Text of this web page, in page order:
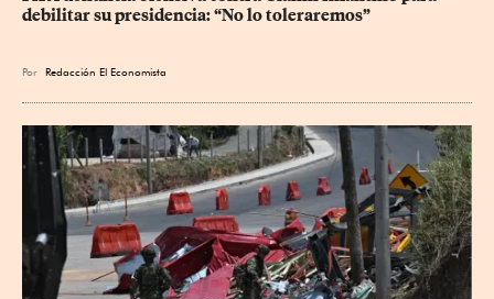
debilitar su presidencia: “No lo toleraremos”
Por Redacción El Economista